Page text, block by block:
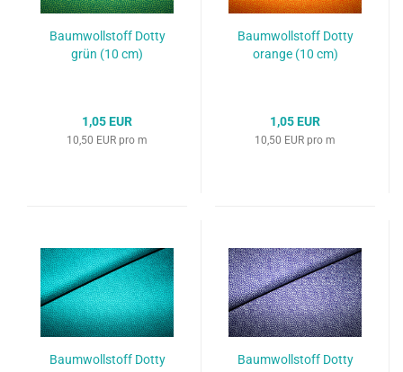
Baumwollstoff Dotty
grün (10 cm)
1,05 EUR
10,50 EUR pro m
Baumwollstoff Dotty
orange (10 cm)
1,05 EUR
10,50 EUR pro m
Baumwollstoff Dotty
Baumwollstoff Dotty